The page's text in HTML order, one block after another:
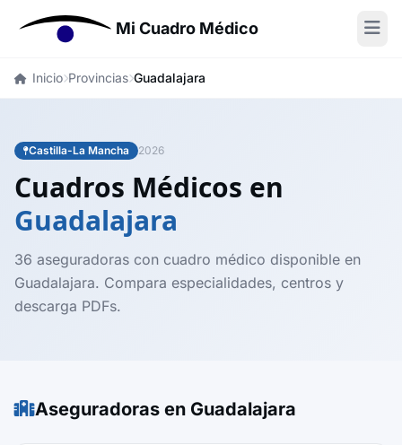
Mi Cuadro Médico
Inicio Provincias Guadalajara
Castilla-La Mancha 2026
Cuadros Médicos en
Guadalajara
36 aseguradoras con cuadro médico disponible en
Guadalajara. Compara especialidades, centros y
descarga PDFs.
Aseguradoras en Guadalajara